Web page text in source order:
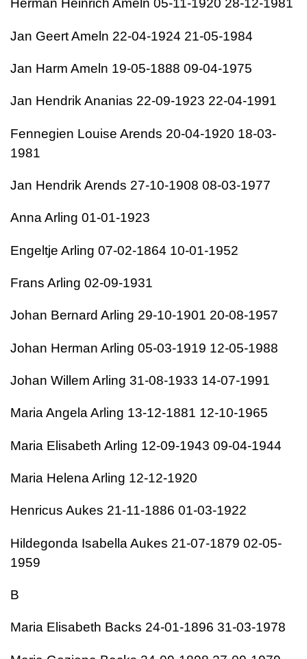
Herman Heinrich Ameln 05-11-1920 28-12-1981
Jan Geert Ameln 22-04-1924 21-05-1984
Jan Harm Ameln 19-05-1888 09-04-1975
Jan Hendrik Ananias 22-09-1923 22-04-1991
Fennegien Louise Arends 20-04-1920 18-03-
1981
Jan Hendrik Arends 27-10-1908 08-03-1977
Anna Arling 01-01-1923
Engeltje Arling 07-02-1864 10-01-1952
Frans Arling 02-09-1931
Johan Bernard Arling 29-10-1901 20-08-1957
Johan Herman Arling 05-03-1919 12-05-1988
Johan Willem Arling 31-08-1933 14-07-1991
Maria Angela Arling 13-12-1881 12-10-1965
Maria Elisabeth Arling 12-09-1943 09-04-1944
Maria Helena Arling 12-12-1920
Henricus Aukes 21-11-1886 01-03-1922
Hildegonda Isabella Aukes 21-07-1879 02-05-
1959
B
Maria Elisabeth Backs 24-01-1896 31-03-1978